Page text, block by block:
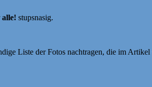
alle! stupsnasig.
Liste der Fotos nachtragen, die im